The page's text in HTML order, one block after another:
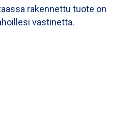
rakennettu tuote on
vastinetta.